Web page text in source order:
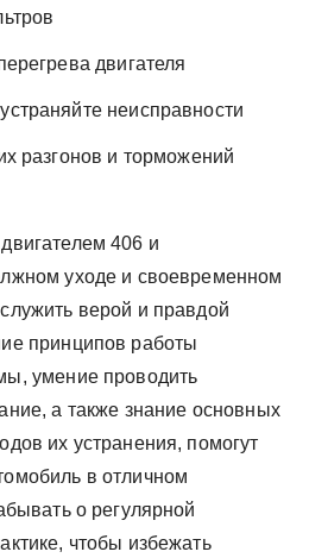
двигателя
неисправности
разгонов и торможений
406 и
уходе и своевременном
верой и правдой
принципов работы
умение проводить
а также знание основных
их устранения, помогут
в отличном
о регулярной
чтобы избежать